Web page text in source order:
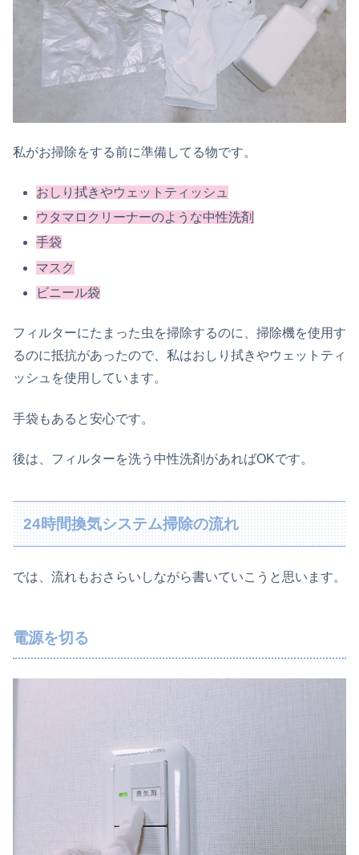
私がお掃除をする前に準備してる物です。
おしり拭きやウェットティッシュ
ウタマロクリーナーのような中性洗剤
手袋
マスク
ビニール袋
フィルターにたまった虫を掃除するのに、掃除機を使用す
るのに抵抗があったので、私はおしり拭きやウェットティ
ッシュを使用しています。
手袋もあると安心です。
後は、フィルターを洗う中性洗剤があればOKです。
24時間換気システム掃除の流れ
では、流れもおさらいしながら書いていこうと思います。
電源を切る